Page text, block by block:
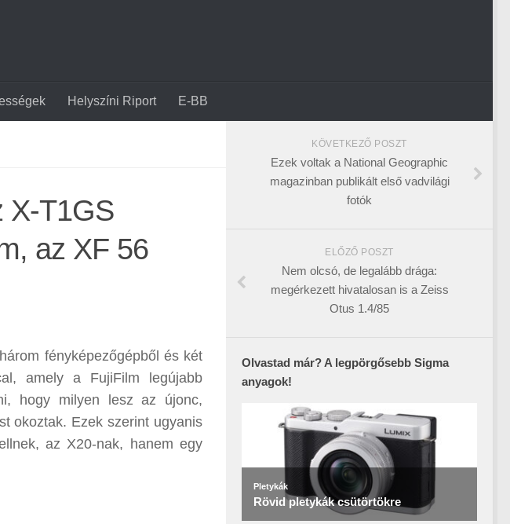
Helyszíni Riport E-BB
X-T1GS
az XF 56
fényképezőgépből és két
amely a FujiFilm legújabb
hogy milyen lesz az újonc,
okoztak. Ezek szerint ugyanis
az X20-nak, hanem egy
KÖVETKEZŐ POSZT
Ezek voltak a National Geographic
magazinban publikált első vadvilági
fotók
ELŐZŐ POSZT
Nem olcsó, de legalább drága:
megérkezett hivatalosan is a Zeiss
Otus 1.4/85
Olvastad már? A legpörgősebb Sigma
anyagok!